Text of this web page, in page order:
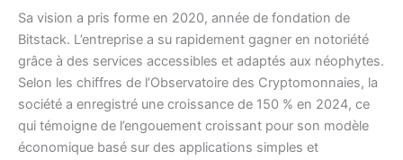
Sa vision a pris forme en 2020, année de fondation de
Bitstack. L’entreprise a su rapidement gagner en notoriété
grâce à des services accessibles et adaptés aux néophytes.
Selon les chiffres de l’Observatoire des Cryptomonnaies, la
société a enregistré une croissance de 150 % en 2024, ce
qui témoigne de l’engouement croissant pour son modèle
économique basé sur des applications simples et